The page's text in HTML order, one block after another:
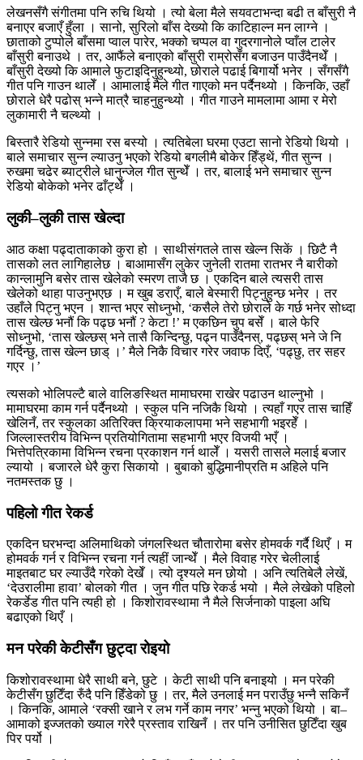
लेखनसँगै संगीतमा पनि रुचि थियो । त्यो बेला मैले सयवटाभन्दा बढी त बाँसुरी नै
बनाएर बजाएँ हुँला । सानो, सुरिलो बाँस देख्यो कि काटिहाल्न मन लाग्ने ।
छाताको टुप्पोले बाँसमा प्वाल पारेर, भक्को चप्पल वा गुदरगानोले प्वाँल टालेर
बाँसुरी बनाउथे । तर, आफैंले बनाएको बाँसुरी राम्रोसँग बजाउन पाउँदैनथेँ ।
बाँसुरी देख्यो कि आमाले फुटाइदिनुहुन्थ्यो, छोराले पढाई बिगार्यो भनेर । सँगसँगै
गीत पनि गाउन थालेँ । आमालाई मैले गीत गाएको मन पर्दैनथ्यो । किनकि, उहाँ
छोराले धेरै पढोस् भन्ने मात्रै चाहनुहुन्थ्यो । गीत गाउने मामलामा आमा र मेरो
लुकामारी नै चल्थ्यो ।
बिस्तारै रेडियो सुन्नमा रस बस्यो । त्यतिबेला घरमा एउटा सानो रेडियो थियो ।
बाले समाचार सुन्न ल्याउनु भएको रेडियो बगलीमै बोकेर हिँड्थें, गीत सुन्न ।
रुखमा चढेर ब्याट्रीले धानुन्जेल गीत सुन्थेँ । तर, बालाई भने समाचार सुन्न
रेडियो बोकेको भनेर ढाँट्थेँ ।
लुकी–लुकी तास खेल्दा
आठ कक्षा पढ्दाताकाको कुरा हो । साथीसंगतले तास खेल्न सिकें । छिटै नै
तासको लत लागिहालेछ । बाआमासँग लुकेर जुनेली रातमा रातभर नै बारीको
कान्लामुनि बसेर तास खेलेको स्मरण ताजै छ । एकदिन बाले त्यसरी तास
खेलेको थाहा पाउनुभएछ । म खुब डराएँ, बाले बेस्मारी पिट्नुहुन्छ भनेर । तर
उहाँले पिट्नु भएन । शान्त भएर सोध्नुभो, ‘कसैले तेरो छोराले के गर्छ भनेर सोध्दा
तास खेल्छ भनौं कि पढ्छ भनौं ? केटा !’ म एकछिन चुप बसेँ । बाले फेरि
सोध्नुभो, ‘तास खेल्छस् भने तासै किन्दिन्छु, पढ्न पाउँदैनस्, पढ्छस् भने जे नि
गर्दिन्छु, तास खेल्न छाड् ।’ मैले निकै विचार गरेर जवाफ दिएँ, ‘पढ्छु, तर सहर
गएर ।’
त्यसको भोलिपल्टै बाले वालिङस्थित मामाघरमा राखेर पढाउन थाल्नुभो ।
मामाघरमा काम गर्न पर्दैनथ्यो । स्कुल पनि नजिकै थियो । त्यहाँ गएर तास चाहिँ
खेलिनँ, तर स्कुलका अतिरिक्त क्रियाकलापमा भने सहभागी भइरहेँ ।
जिल्लास्तरीय विभिन्न प्रतियोगितामा सहभागी भएर विजयी भएँ ।
भित्तेपत्रिकामा विभिन्न रचना प्रकाशन गर्न थालेँ । यसरी तासले मलाई बजार
ल्यायो । बजारले धेरै कुरा सिकायो । बुबाको बुद्धिमानीप्रति म अहिले पनि
नतमस्तक छु ।
पहिलो गीत रेकर्ड
एकदिन घरभन्दा अलिमाथिको जंगलस्थित चौतारोमा बसेर होमवर्क गर्दै थिएँ । म
होमवर्क गर्न र विभिन्न रचना गर्न त्यहीं जान्थेँ । मैले विवाह गरेर चेलीलाई
माइतबाट घर ल्याउँदै गरेको देखेँ । त्यो दृश्यले मन छोयो । अनि त्यतिबेलै लेखें,
‘देउरालीमा हावा’ बोलको गीत । जुन गीत पछि रेकर्ड भयो । मैले लेखेको पहिलो
रेकर्डेड गीत पनि त्यही हो । किशोरावस्थामा नै मैले सिर्जनाको पाइला अघि
बढाएको थिएँ ।
मन परेकी केटीसँग छुट्दा रोइयो
किशोरावस्थामा धेरै साथी बने, छुटे । केटी साथी पनि बनाइयो । मन परेकी
केटीसँग छुटिँदा रुँदै पनि हिँडेको छु । तर, मैले उनलाई मन पराउँछु भन्नै सकिनँ
। किनकि, आमाले ‘रक्सी खाने र लभ गर्ने काम नगर’ भन्नु भएको थियो । बा–
आमाको इज्जतको ख्याल गरेरै प्रस्ताव राखिनँ । तर पनि उनीसित छुटिँदा खुब
पिर पर्यो ।